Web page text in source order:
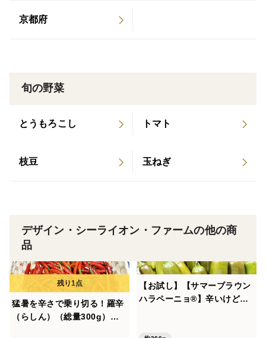
また、予想以上に辛かった場合は、種やワタを取り除い
を治めていたら』 に声の出演をしました。
京都府
旬の野菜
とうもろこし トマト
枝豆 玉ねぎ
デザイン・シーライオン・ファームの他の商
品
猛暑を辛さで乗り切る！羅辛
（らしん）（総量300g）農
【お試し】【サマーブラウン
ハラペーニョ®】辛いけどウ